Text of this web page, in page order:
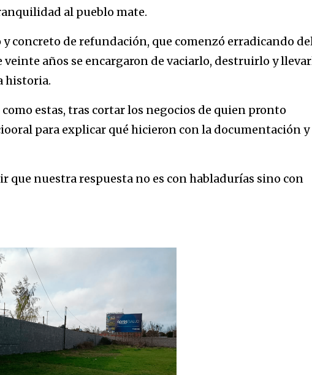
al pueblo mate.
concreto de refundación, que comenzó erradicando
veinte años se encargaron de vaciarlo, destruirlo y
historia.
estas, tras cortar los negocios de quien pronto
para explicar qué hicieron con la documentación y
que nuestra respuesta no es con habladurías sino con